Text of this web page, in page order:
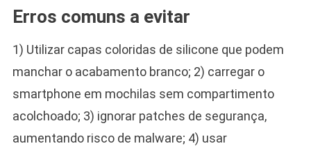
Erros comuns a evitar
1) Utilizar capas coloridas de silicone que podem
manchar o acabamento branco; 2) carregar o
smartphone em mochilas sem compartimento
acolchoado; 3) ignorar patches de segurança,
aumentando risco de malware; 4) usar